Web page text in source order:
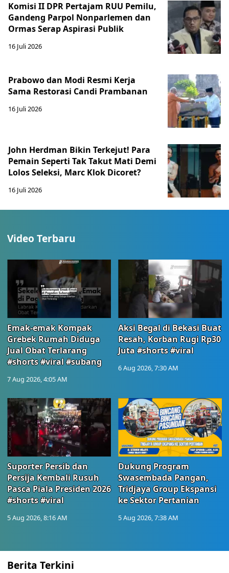
Komisi II DPR Pertajam RUU Pemilu,
Gandeng Parpol Nonparlemen dan
Ormas Serap Aspirasi Publik
16 Juli 2026
Prabowo dan Modi Resmi Kerja
Sama Restorasi Candi Prambanan
16 Juli 2026
John Herdman Bikin Terkejut! Para
Pemain Seperti Tak Takut Mati Demi
Lolos Seleksi, Marc Klok Dicoret?
16 Juli 2026
Video Terbaru
Emak-emak Kompak
Grebek Rumah Diduga
Jual Obat Terlarang
#shorts #viral #subang
7 Aug 2026, 4:05 AM
Aksi Begal di Bekasi Buat
Resah, Korban Rugi Rp30
Juta #shorts #viral
6 Aug 2026, 7:30 AM
Suporter Persib dan
Persija Kembali Rusuh
Pasca Piala Presiden 2026
#shorts #viral
5 Aug 2026, 8:16 AM
Dukung Program
Swasembada Pangan,
Tridjaya Group Ekspansi
ke Sektor Pertanian
5 Aug 2026, 7:38 AM
Berita Terkini